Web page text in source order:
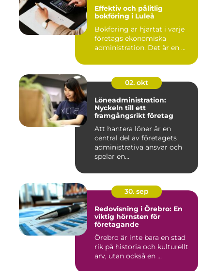
Effektiv och pålitlig
bokföring i Luleå
Bokföring är hjärtat i varje
företags ekonomiska
administration. Det är en ...
02. okt
Löneadministration:
Nyckeln till ett
framgångsrikt företag
Att hantera löner är en
central del av företagets
administrativa ansvar och
spelar en...
30. sep
Redovisning i Örebro: En
viktig hörnsten för
företagande
Örebro är inte bara en stad
rik på historia och kulturellt
arv, utan också en ...